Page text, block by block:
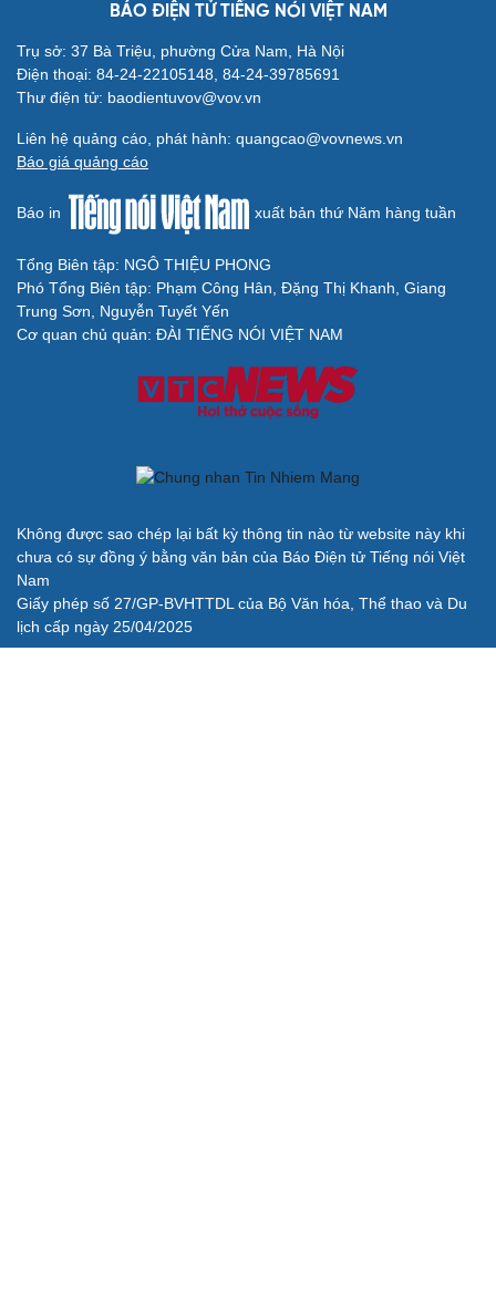
BÁO ĐIỆN TỬ TIẾNG NÓI VIỆT NAM
Trụ sở: 37 Bà Triệu, phường Cửa Nam, Hà Nội
Điện thoại: 84-24-22105148, 84-24-39785691
Thư điện tử: baodientuvov@vov.vn
Liên hệ quảng cáo, phát hành: quangcao@vovnews.vn
Báo giá quảng cáo
Báo in xuất bản thứ Năm hàng tuần
Tổng Biên tập: NGÔ THIỆU PHONG
Phó Tổng Biên tập: Phạm Công Hân, Đặng Thị Khanh, Giang
Trung Sơn, Nguyễn Tuyết Yến
Cơ quan chủ quản: ĐÀI TIẾNG NÓI VIỆT NAM
Không được sao chép lại bất kỳ thông tin nào từ website này khi
chưa có sự đồng ý bằng văn bản của Báo Điện tử Tiếng nói Việt
Nam
Giấy phép số 27/GP-BVHTTDL của Bộ Văn hóa, Thể thao và Du
lịch cấp ngày 25/04/2025